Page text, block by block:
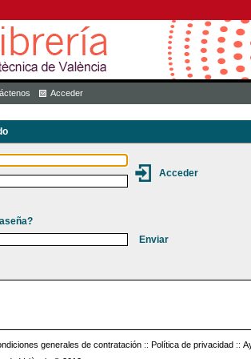
Acceder
generales de contratación :: Política de privacidad ::